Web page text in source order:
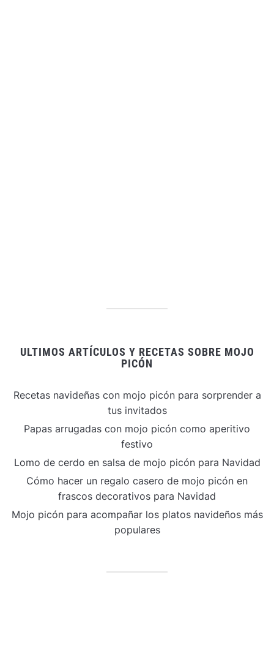
ULTIMOS ARTÍCULOS Y RECETAS SOBRE MOJO
PICÓN
Recetas navideñas con mojo picón para sorprender a
tus invitados
Papas arrugadas con mojo picón como aperitivo
festivo
Lomo de cerdo en salsa de mojo picón para Navidad
Cómo hacer un regalo casero de mojo picón en
frascos decorativos para Navidad
Mojo picón para acompañar los platos navideños más
populares